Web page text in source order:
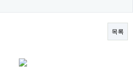
목록